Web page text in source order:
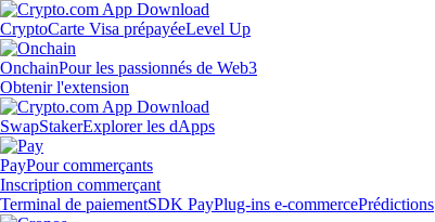
CryptoCarte Visa prépayéeLevel Up
OnchainPour les passionnés de Web3
Obtenir l'extension
SwapStakerExplorer les dApps
PayPour commerçants
Inscription commerçant
Terminal de paiementSDK PayPlug-ins e-commercePrédictions